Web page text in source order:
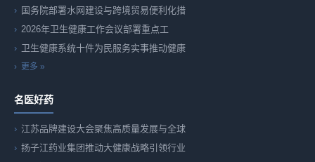
国务院部署水网建设与跨境贸易便利化措
2026年卫生健康工作会议部署重点工
卫生健康系统十件为民服务实事推动健康
更多 »
名医好药
江苏品牌建设大会聚焦高质量发展与全球
扬子江药业集团推动大健康战略引领行业